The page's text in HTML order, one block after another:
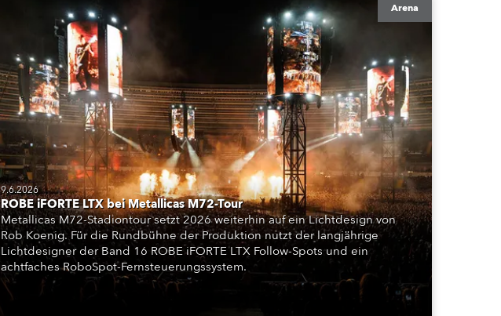
BDM
Arena
9.6.2026
ROBE iFORTE LTX bei Metallicas M72-Tour
Metallicas M72-Stadiontour setzt 2026 weiterhin auf ein Lichtdesign von
Rob Koenig. Für die Rundbühne der Produktion nutzt der langjährige
Lichtdesigner der Band 16 ROBE iFORTE LTX Follow-Spots und ein
achtfaches RoboSpot-Fernsteuerungssystem.